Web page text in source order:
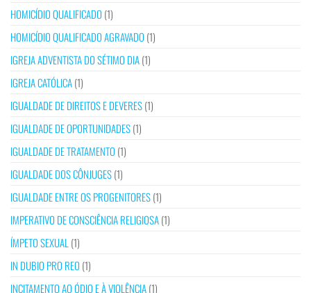
HOMICÍDIO QUALIFICADO (1)
HOMICÍDIO QUALIFICADO AGRAVADO (1)
IGREJA ADVENTISTA DO SÉTIMO DIA(1)
IGREJA CATÓLICA(1)
IGUALDADE DE DIREITOS E DEVERES(1)
IGUALDADE DE OPORTUNIDADES(1)
IGUALDADE DE TRATAMENTO (1)
IGUALDADE DOS CÔNJUGES(1)
IGUALDADE ENTRE OS PROGENITORES(1)
IMPERATIVO DE CONSCIÊNCIA RELIGIOSA(1)
ÍMPETO SEXUAL (1)
IN DUBIO PRO REO (1)
INCITAMENTO AO ÓDIO E À VIOLÊNCIA(1)